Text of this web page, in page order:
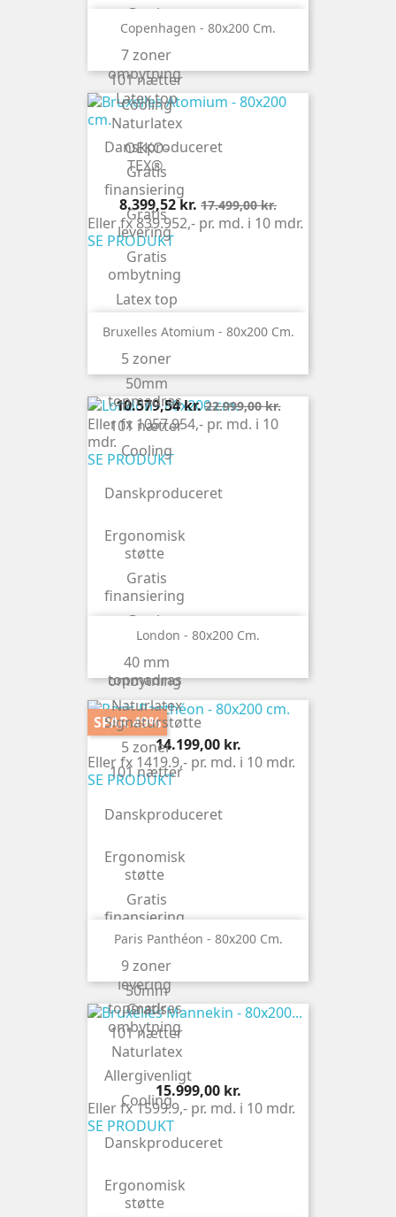
Gratis
levering
Gratis
ombytning
Latex top
Naturlatex
OEKO-
TEX®
Pris
8.399,52 kr. Normalpris
17.499,00 kr.
Eller fx 839.952,- pr. md. i 10 mdr.
SE PRODUKT
Copenhagen - 80x200 Cm.
7 zoner
101 nætter
Cooling
Danskproduceret
Gratis
finansiering
Gratis
levering
Gratis
ombytning
Latex top
Naturlatex
OEKO-
TEX®
Pris
10.579,54 kr.Normalpris
22.999,00 kr.
Eller fx 1057.954,- pr. md. i 10
mdr.
SE PRODUKT
Bruxelles Atomium - 80x200 Cm.
5 zoner
50mm
topmadras
101 nætter
Cooling
Danskproduceret
Ergonomisk
støtte
Gratis
finansiering
Gratis
levering
Gratis
ombytning
Naturlatex
Pris
14.199,00 kr.
Eller fx 1419.9,- pr. md. i 10 mdr.
SE PRODUKT
London - 80x200 Cm.
40 mm
topmadras
Signaturstøtte
5 zoner
101 nætter
Danskproduceret
Ergonomisk
støtte
Gratis
finansiering
Gratis gavl
Gratis
levering
Gratis
ombytning
Naturlatex
Pris
15.999,00 kr.
Eller fx 1599.9,- pr. md. i 10 mdr.
SE PRODUKT
Paris Panthéon - 80x200 Cm.
9 zoner
50mm
topmadras
101 nætter
Allergivenligt
Cooling
Danskproduceret
Ergonomisk
støtte
SPAR 49%